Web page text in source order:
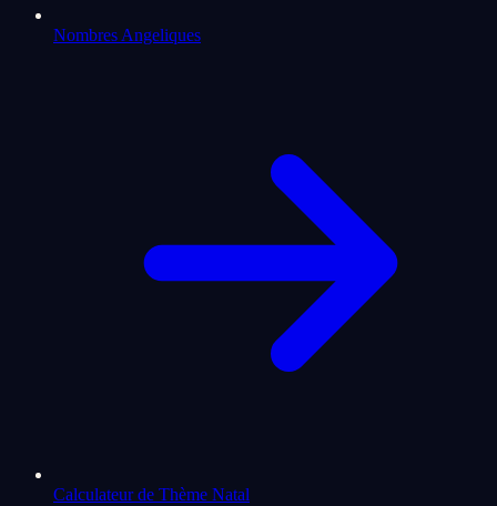
Nombres Angeliques
Calculateur de Thème Natal